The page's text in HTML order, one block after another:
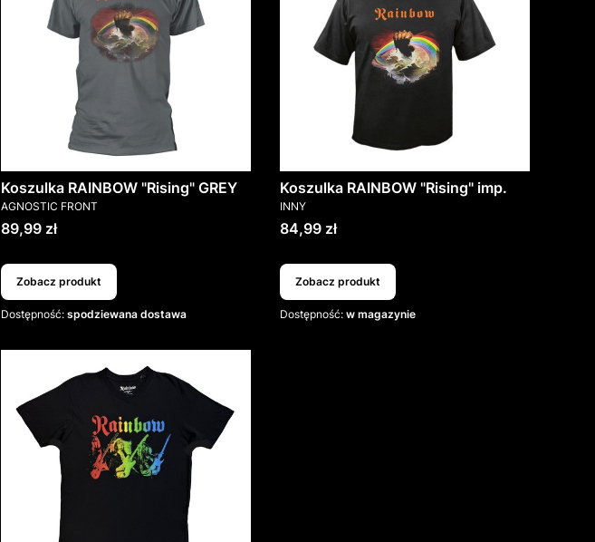
Koszulka RAINBOW "Rising" GREY
PRODUCENT
AGNOSTIC FRONT
Cena
89,99 zł
Zobacz produkt
Dostępność: spodziewana dostawa
Koszulka RAINBOW "Rising" imp.
PRODUCENT
INNY
Cena
84,99 zł
Zobacz produkt
Dostępność: w magazynie